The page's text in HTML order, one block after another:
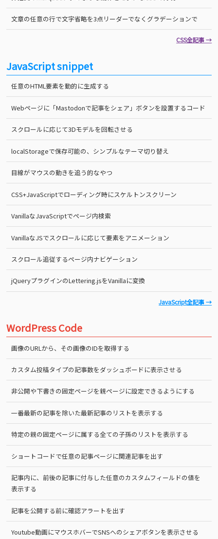
文章の任意の行で文字省略を3点リーダーでなくグラデーションで
CSS全記事 →
JavaScript snippet
任意のHTML要素を動的に生成する
Webページに「Mastodonで記事をシェア」ボタンを設置するコード
スクロールに応じて3Dモデルを回転させる
localStorageで保存可能の、シンプルなテーマ切り替え
目線がマウスの動きを追う的なやつ
CSS+JavaScriptでローディング時にスケルトンスクリーン
VanillaなJavaScriptでページ内検索
VanillaなJSでスクロールに応じて要素をアニメーション
スクロール追従するページ内ナビゲーション
jQueryプラグインのLettering.jsをVanillaに変換
JavaScript全記事 →
WordPress Code
画像のURLから、その画像のIDを取得する
カスタム投稿タイプの記事数をダッシュボードに表示させる
非公開や下書きの固定ページを親ページに設定できるようにする
一番最新の記事を除いた最新記事のリストを表示する
特定の親の固定ページに属する全ての子孫のリストを表示する
ショートコードで任意の記事ページに関連記事を出す
記事内に、前後の記事に付与した任意のカスタムフィールドの値を
表示する
記事を公開する前に確認アラートを出す
Youtube動画にマウスホバーでSNSへのシェアボタンを表示させる